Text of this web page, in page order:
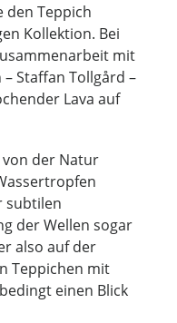
den Teppich
Kollektion. Bei
mit
Staffan Tollgård –
Lava auf
von der Natur
subtilen
der Wellen sogar
also auf der
Teppichen mit
einen Blick